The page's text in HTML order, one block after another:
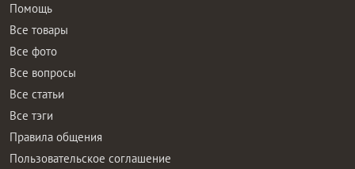
Помощь
Все товары
Все фото
Все вопросы
Все статьи
Все тэги
Правила общения
Пользовательское соглашение